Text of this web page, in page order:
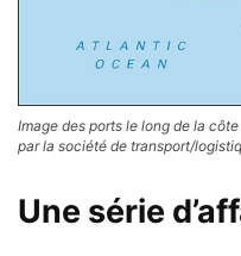
Image des ports le long de la
par la société de transport/
Une série